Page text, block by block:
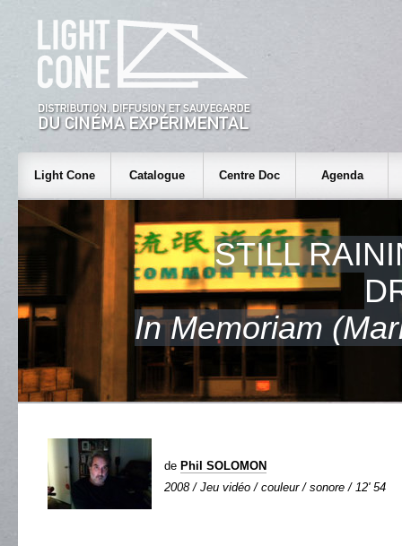
Light Cone Catalogue Centre Doc Agenda
STILL
In Memoriam
de Phil SOLOMON
2008 / Jeu vidéo / couleur / sonore / 12' 54